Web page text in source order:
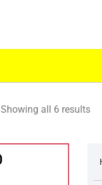
Showing all 6 results